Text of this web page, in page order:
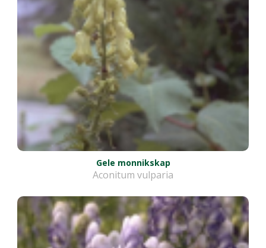
Gele monnikskap
Aconitum vulparia